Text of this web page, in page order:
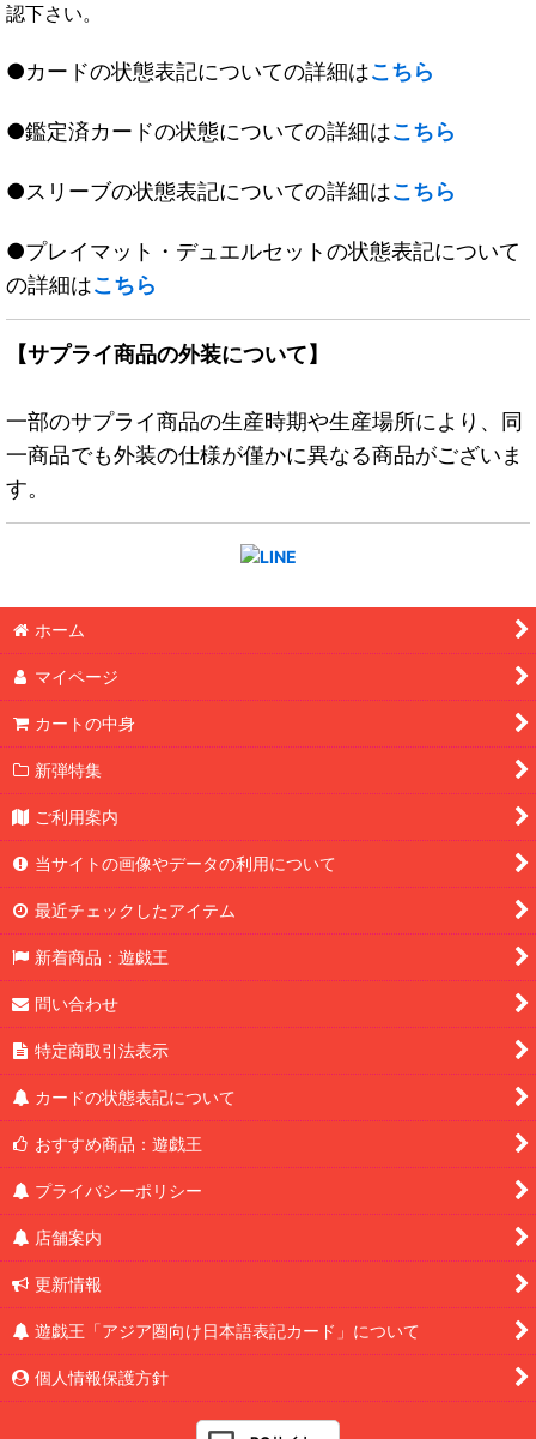
認下さい。
●カードの状態表記についての詳細はこちら
●鑑定済カードの状態についての詳細はこちら
●スリーブの状態表記についての詳細はこちら
●プレイマット・デュエルセットの状態表記について
の詳細はこちら
【サプライ商品の外装について】
一部のサプライ商品の生産時期や生産場所により、同
一商品でも外装の仕様が僅かに異なる商品がございま
す。
ホーム
マイページ
カートの中身
新弾特集
ご利用案内
当サイトの画像やデータの利用について
最近チェックしたアイテム
新着商品：遊戯王
問い合わせ
特定商取引法表示
カードの状態表記について
おすすめ商品：遊戯王
プライバシーポリシー
店舗案内
更新情報
遊戯王「アジア圏向け日本語表記カード」について
個人情報保護方針